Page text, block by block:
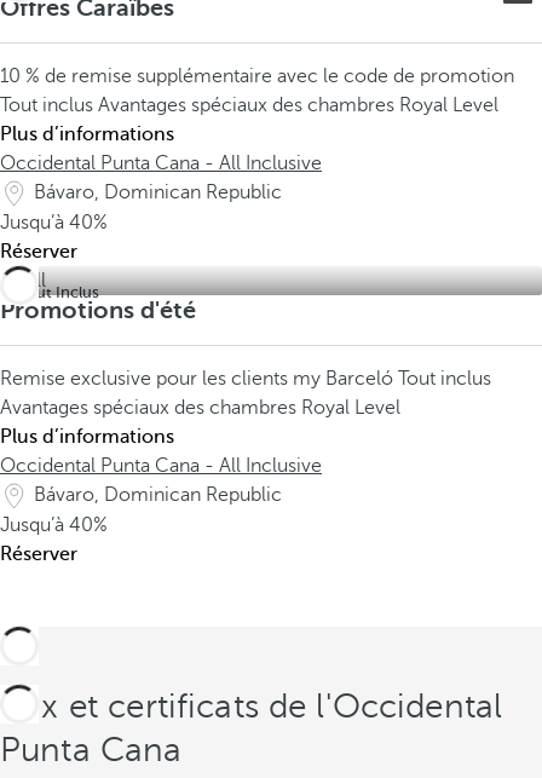
Offres Caraïbes
10 % de remise supplémentaire avec le code de promotion
Tout inclus Avantages spéciaux des chambres Royal Level
Plus d’informations
Occidental Punta Cana - All Inclusive
Bávaro, Dominican Republic
Jusqu’à 40%
Réserver
Tout Inclus
Promotions d'été
Remise exclusive pour les clients my Barceló
Tout inclus
Avantages spéciaux des chambres Royal Level
Plus d’informations
Occidental Punta Cana - All Inclusive
Bávaro, Dominican Republic
Jusqu’à 40%
Réserver
Prix et certificats de l'Occidental
Punta Cana